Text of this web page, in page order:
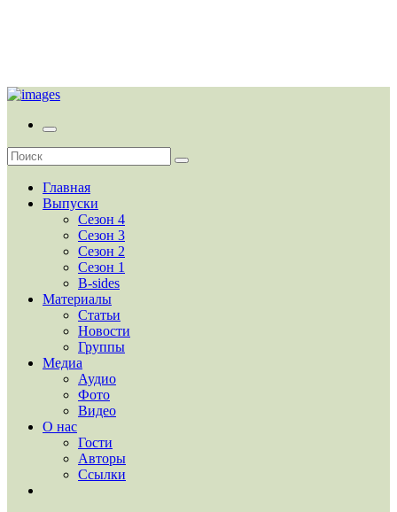
Главная
Выпуски
Сезон 4
Сезон 3
Сезон 2
Сезон 1
B-sides
Материалы
Статьи
Новости
Группы
Медиа
Аудио
Фото
Видео
О нас
Гости
Авторы
Ссылки